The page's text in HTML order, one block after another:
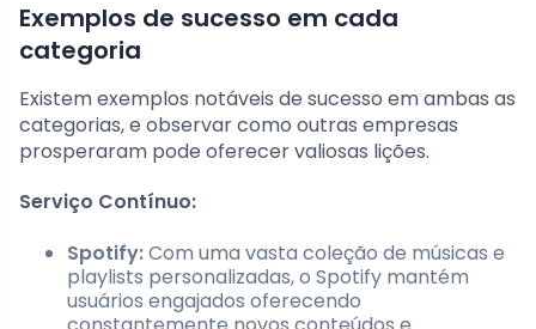
Exemplos de sucesso em cada
categoria
Existem exemplos notáveis de sucesso em ambas as
categorias, e observar como outras empresas
prosperaram pode oferecer valiosas lições.
Serviço Contínuo:
Spotify:Com uma vasta coleção de músicas e
playlists personalizadas, o Spotify mantém
usuários engajados oferecendo